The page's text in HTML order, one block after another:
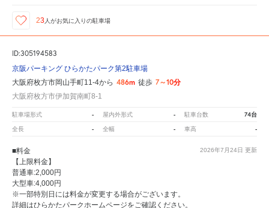
23人がお気に入りの駐車場
ID:305194583
京阪パーキング ひらかたパーク第2駐車場
大阪府枚方市岡山手町11-4から 486m 徒歩 7～10分
大阪府枚方市伊加賀南町8-1
駐車場形式 - 屋内外形式 - 駐車台数 74台
全長 - 全幅 - 車高 -
2026年7月24日 更新
■料金
【上限料金】
普通車:2,000円
大型車:4,000円
※一部特別日には料金が変更する場合がございます。
詳細はひらかたパークホームページをご確認ください。